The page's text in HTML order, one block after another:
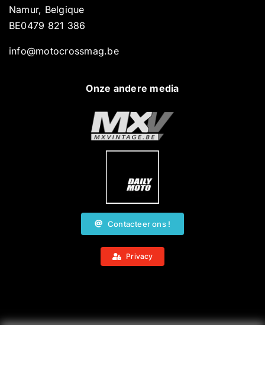
Namur, Belgique
BE0479 821 386
info@motocrossmag.be
Onze andere media
Contacteer ons !
Privacy